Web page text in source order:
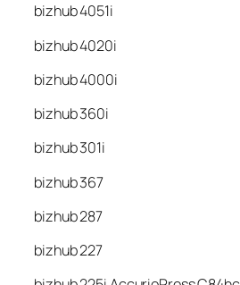
bizhub 4051i
bizhub 4020i
bizhub 4000i
bizhub 360i
bizhub 301i
bizhub 367
bizhub 287
bizhub 227